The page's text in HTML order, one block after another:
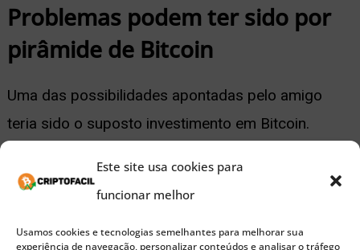
Este site usa cookies para
funcionar melhor
Usamos cookies e tecnologias semelhantes para melhorar sua
experiência de navegação, personalizar conteúdos e analisar o tráfego
Problemas podem ter sido por
pirâmide de Bitcoin
Uma das possibilidades apontadas pelo amigo
teria sido o suposto investimento em Bitcoin.
altíssima” para investir na criptomoeda:
Publicidade